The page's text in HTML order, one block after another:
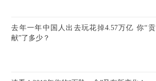
去年一年中国人出去玩花掉4.57万亿 你“贡
献”了多少？